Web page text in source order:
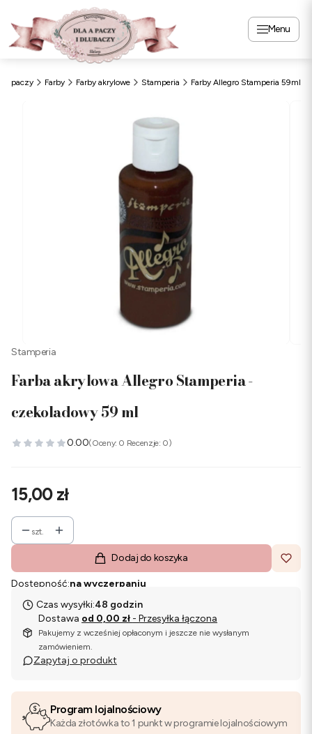
Menu
Farby Farby akrylowe Stamperia Farby Allegro Stamperia 59ml
Stamperia
Farba akrylowa Allegro Stamperia -
czekoladowy 59 ml
0.00(Oceny: 0 Recenzje: 0)
Cena
15,00 zł
szt.
Dodaj do koszyka
Dostępność:na wyczerpaniu
Czas wysyłki:48 godzin
Dostawa od 0,00 zł - Przesyłka łączona
Pakujemy z wcześniej opłaconym i jeszcze nie wysłanym
zamówieniem.
Zapytaj o produkt
Program lojalnościowy
Każda złotówka to 1 punkt w programie lojalnościowym